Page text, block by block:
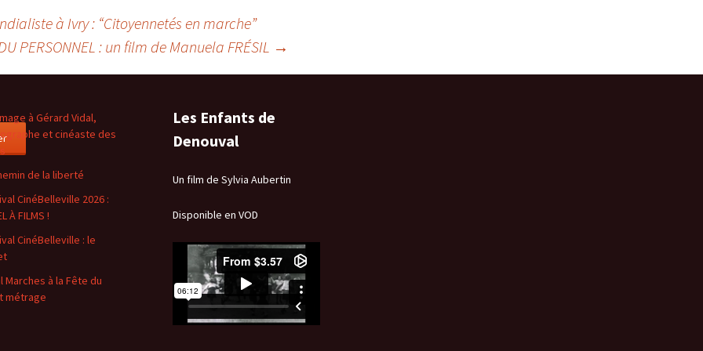
à Ivry : “Citoyennetés en marche”
PERSONNEL : un film de Manuela FRÉSIL →
à Gérard Vidal,
et cinéaste des
de la liberté
CinéBelleville 2026 :
À FILMS !
CinéBelleville : le
Marches à la Fête du
métrage
Les Enfants de
Denouval
Un film de Sylvia Aubertin
Disponible en VOD